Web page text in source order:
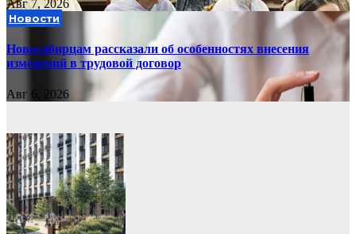
Авг 7, 2026
Новости
Новосибирцам рассказали об особенностях внесения
изменений в трудовой договор
Авг 6, 2026